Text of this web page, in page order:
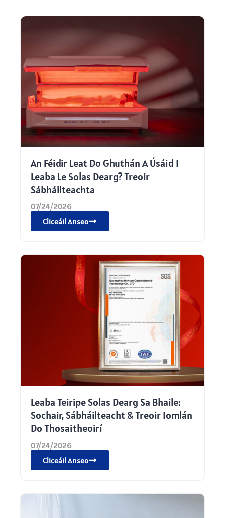
An Féidir Leat Do Ghuthán A Úsáid I
Leaba Le Solas Dearg? Treoir
Sábháilteachta
07/24/2026
Cliceáil Anseo
Leaba Teiripe Solas Dearg Sa Bhaile:
Sochair, Sábháilteacht & Treoir Iomlán
Do Thosaitheoirí
07/24/2026
Cliceáil Anseo